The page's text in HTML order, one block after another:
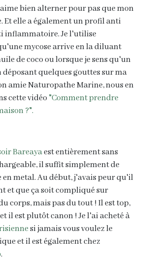
bien alterner pour pas que mon
Et elle a également un profil anti
inflammatoire. Je l'utilise
mycose arrive en la diluant
de coco ou lorsque je sens qu'un
quelques gouttes sur ma
amie Naturopathe Marine, nous en
cette vidéo "Comment prendre
?".
Bareayaest entièrement sans
il suffit simplement de
en metal. Au début, j'avais peur qu'il
et que ça soit compliqué sur
corps, mais pas du tout ! Il est top,
il est plutôt canon ! Je l'ai acheté à
si jamais vous voulez le
et il est également chez
.